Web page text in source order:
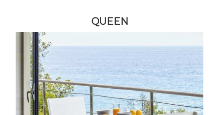
QUEEN